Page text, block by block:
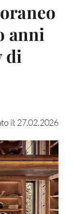
anni
di
il: 27.02.2026